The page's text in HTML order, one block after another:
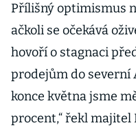
Přílišný optimismus
ačkoli se očekává
hovoří o stagnaci
prodejům do severní
konce května jsme
procent,“ řekl majitel